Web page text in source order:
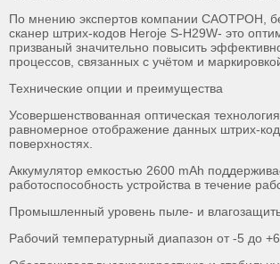
По мнению экспертов компании САОТРОН,
сканер штрих-кодов Heroje S-H29W- это
призваный значительно повысить
процессов, связанных с учётом и
Технические опции и преимущества
Усовершенствованная оптическая
равномерное отображение данных штрих-
поверхностях.
Аккумулятор емкостью 2600 mAh
работоспособность устройства в течение
Промышленный уровень пыле- и
Рабочий температурный диапазон от -5 до